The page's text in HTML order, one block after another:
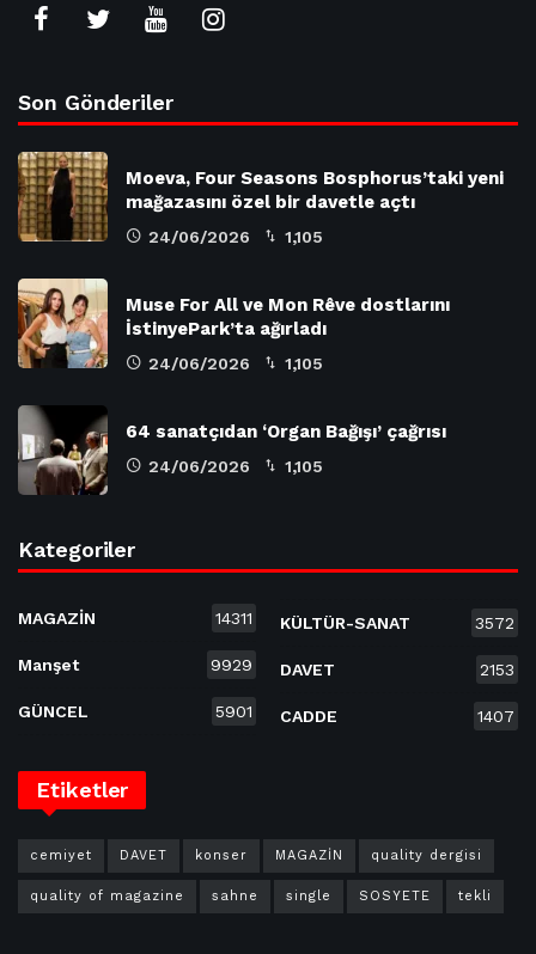
Son Gönderiler
Moeva, Four Seasons Bosphorus’taki yeni
mağazasını özel bir davetle açtı
24/06/2026 1,105
Muse For All ve Mon Rêve dostlarını
İstinyePark’ta ağırladı
24/06/2026 1,105
64 sanatçıdan ‘Organ Bağışı’ çağrısı
24/06/2026 1,105
Kategoriler
MAGAZİN 14311
Manşet 9929
GÜNCEL 5901
KÜLTÜR-SANAT 3572
DAVET 2153
CADDE 1407
Etiketler
cemiyet DAVET konser MAGAZİN quality dergisi
quality of magazine sahne single SOSYETE tekli